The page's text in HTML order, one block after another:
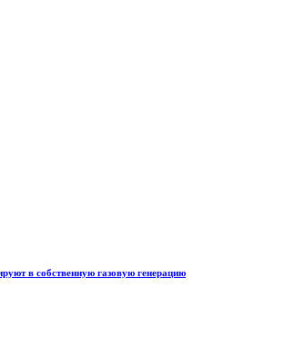
в собственную газовую генерацию